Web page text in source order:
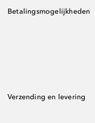
Betalingsmogelijkheden
Verzending en levering